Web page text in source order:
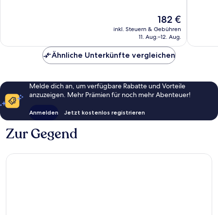
Der
Preis
beträgt
182 €
inkl. Steuern & Gebühren
11. Aug.–12. Aug.
Ähnliche Unterkünfte vergleichen
Melde dich an, um verfügbare Rabatte und Vorteile
anzuzeigen. Mehr Prämien für noch mehr Abenteuer!
Anmelden Jetzt kostenlos registrieren
Zur Gegend